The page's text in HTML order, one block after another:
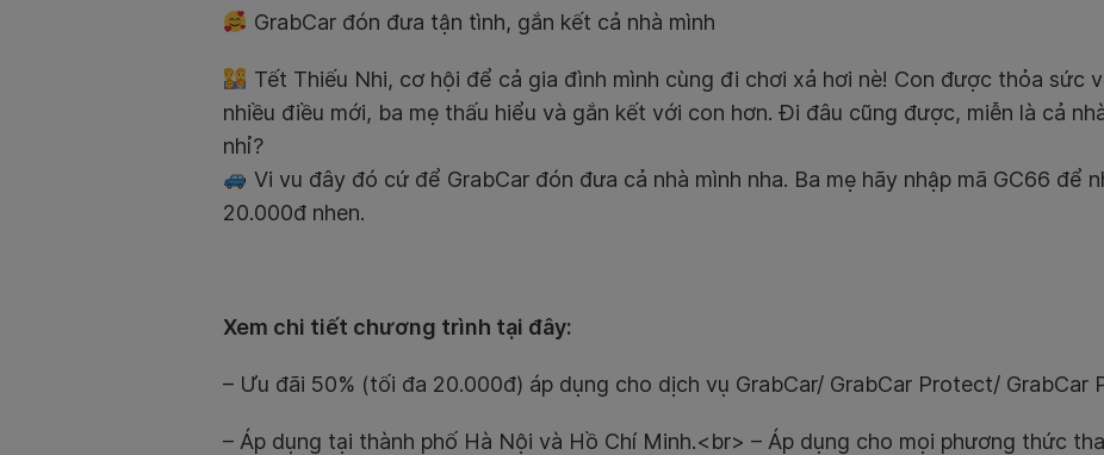
GrabCar đón đưa tận tình, gắn kết cả nhà mình
Tết Thiếu Nhi, cơ hội để cả gia đình mình cùng đi chơi xả hơi nè! Con được thỏa sức
nhiều điều mới, ba mẹ thấu hiểu và gắn kết với con hơn. Đi đâu cũng được, miễn là cả
nhỉ?
Vi vu đây đó cứ để GrabCar đón đưa cả nhà mình nha. Ba mẹ hãy nhập mã GC66 để
20.000đ nhen.
Xem chi tiết chương trình tại đây:
– Ưu đãi 50% (tối đa 20.000đ) áp dụng cho dịch vụ GrabCar/ GrabCar Protect/ GrabCar
– Áp dụng tại thành phố Hà Nội và Hồ Chí Minh.<br> – Áp dụng cho mọi phương thức